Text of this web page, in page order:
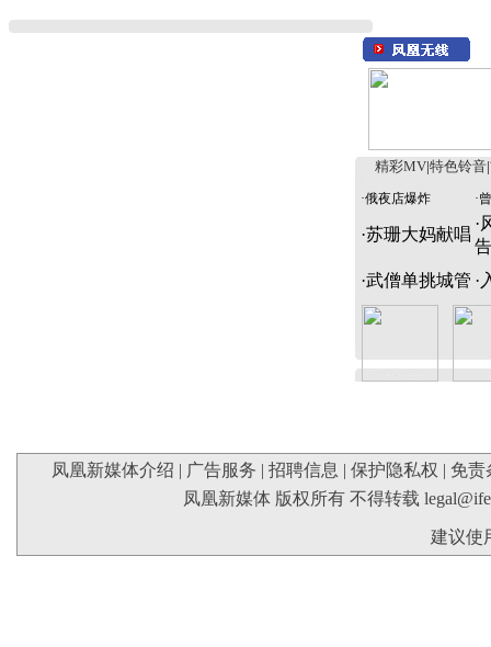
精彩MV 特色铃音
·俄夜店爆炸 ·
·苏珊大妈献唱
·
告
·武僧单挑城管 ·
凤凰新媒体介绍 | 广告服务 | 招聘信息 | 保护隐私权 | 免责
凤凰新媒体 版权所有 不得转载
建议使